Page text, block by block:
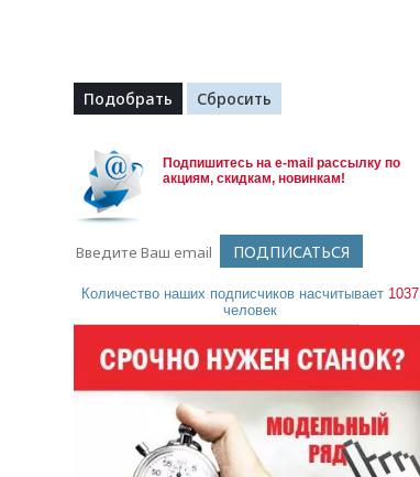
Подпишитесь на e-mail рассылку по
акциям, скидкам, новинкам!
Количество наших подписчиков насчитывает 1037
человек